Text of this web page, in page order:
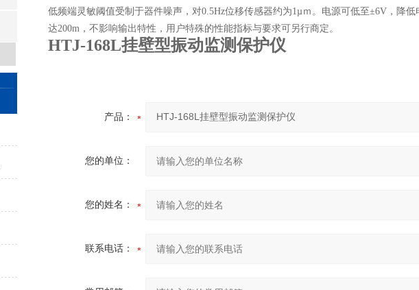
低频端灵敏阈值受制于器件噪声，对0.5Hz位移传感器约为1µｍ。电源可低至±6V，降
达200m，不影响输出特性，用户特殊的性能指标与要求可另行商定。
HTJ-168L挂壁型振动监测保护仪
产品：
您的单位：
您的姓名：
联系电话：